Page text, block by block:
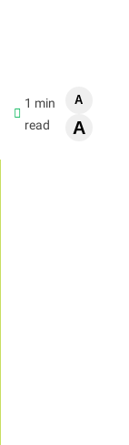
1 min
read
A
A